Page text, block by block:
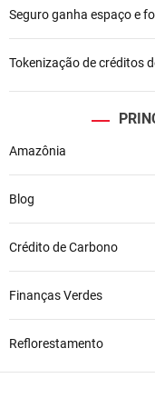
t
Seguro ganha espaço e
Tokenização de créditos
Amazônia
Blog
Crédito de Carbono
Finanças Verdes
Reflorestamento